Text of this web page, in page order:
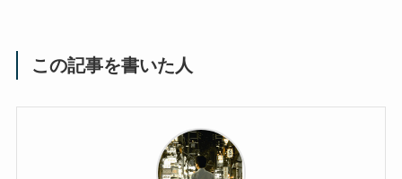
この記事を書いた人